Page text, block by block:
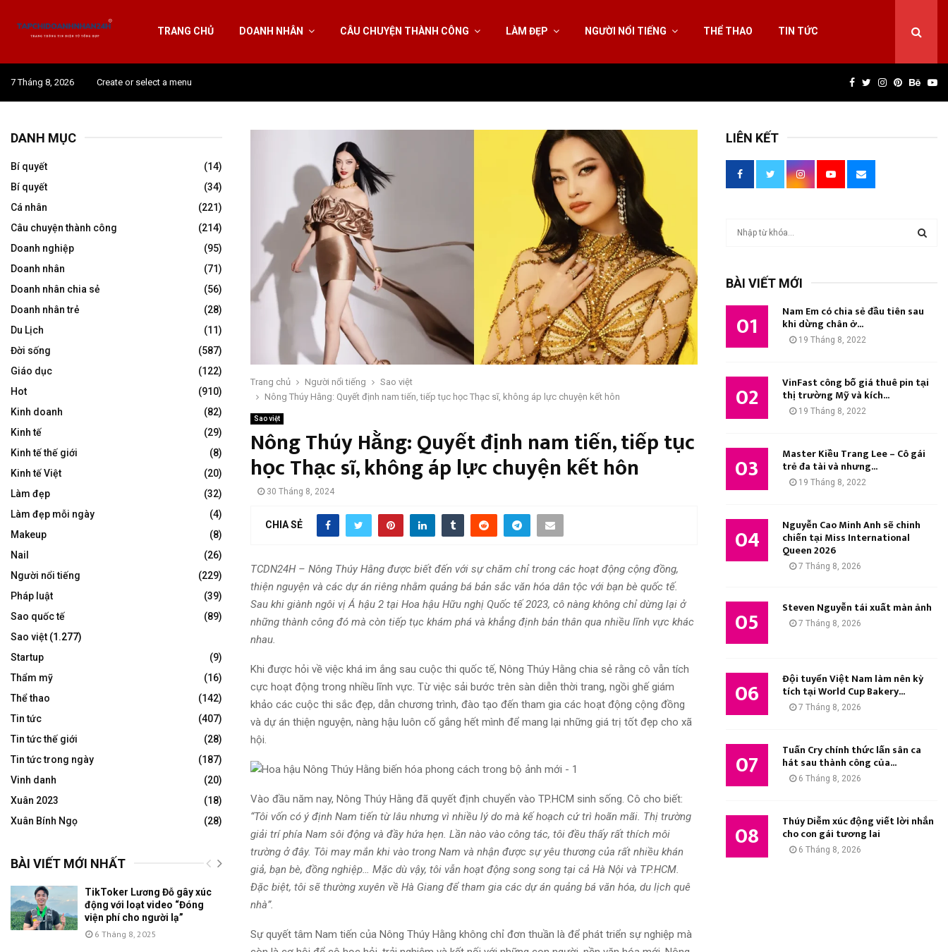
TRANG CHỦ DOANH NHÂN CÂU CHUYỆN THÀNH CÔNG LÀM ĐẸP NGƯỜI NỔI TIẾNG THỂ THAO TIN TỨC
7 Tháng 8, 2026 Create or select a menu Facebook
Twitter
Instagram
Pinterest
Trang chủ Người nổi tiếng
Sao việt
Nông Thúy Hằng: Quyết định nam tiến, tiếp tục học Thạc sĩ, không áp lực chuyện kết hôn
Sao việt
Nông Thúy Hằng: Quyết định nam tiến, tiếp tục
học Thạc sĩ, không áp lực chuyện kết hôn
30 Tháng 8, 2024
CHIA SẺ
TCDN24H – Nông Thúy Hằng được biết đến với sự chăm chỉ trong các hoạt động cộng đồng,
thiện nguyện và các dự án riêng nhằm quảng bá bản sắc văn hóa dân tộc với bạn bè quốc tế.
Sau khi giành ngôi vị Á hậu 2 tại Hoa hậu Hữu nghị Quốc tế 2023, cô nàng không chỉ dừng lại ở
những thành công đó mà còn tiếp tục khám phá và khẳng định bản thân qua nhiều lĩnh vực khác
nhau.
Khi được hỏi về việc khá im ắng sau cuộc thi quốc tế, Nông Thúy Hằng chia sẻ rằng cô vẫn tích
cực hoạt động trong nhiều lĩnh vực. Từ việc sải bước trên sàn diễn thời trang, ngồi ghế giám
khảo các cuộc thi sắc đẹp, dẫn chương trình, đào tạo đến tham gia các hoạt động cộng đồng
và dự án thiện nguyện, nàng hậu luôn cố gắng hết mình để mang lại những giá trị tốt đẹp cho xã
hội.
Vào đầu năm nay, Nông Thúy Hằng đã quyết định chuyển vào TP.HCM sinh sống. Cô cho biết:
“Tôi vốn có ý định Nam tiến từ lâu nhưng vì nhiều lý do mà kế hoạch cứ trì hoãn mãi. Thị trường
giải trí phía Nam sôi động và đầy hứa hẹn. Lần nào vào công tác, tôi đều thấy rất thích môi
trường ở đây. Tôi may mắn khi vào trong Nam và nhận được sự yêu thương của rất nhiều khán
giả, bạn bè, đồng nghiệp… Mặc dù vậy, tôi vẫn hoạt động song song tại cả Hà Nội và TP.HCM.
Đặc biệt, tôi sẽ thường xuyên về Hà Giang để tham gia các dự án quảng bá văn hóa, du lịch quê
nhà”.
Sự quyết tâm Nam tiến của Nông Thúy Hằng không chỉ đơn thuần là để phát triển sự nghiệp mà
DANH MỤC
Bí quyết
(14)
Bí quyết
(34)
Cá nhân
(221)
Câu chuyện thành công
(214)
Doanh nghiệp
(95)
Doanh nhân
(71)
Doanh nhân chia sẻ
(56)
Doanh nhân trẻ
(28)
Du Lịch
(11)
Đời sống
(587)
Giáo dục
(122)
Hot
(910)
Kinh doanh
(82)
Kinh tế
(29)
Kinh tế thế giới
(8)
Kinh tế Việt
(20)
Làm đẹp
(32)
Làm đẹp mỗi ngày
(4)
Makeup
(8)
Nail
(26)
Người nổi tiếng
(229)
Pháp luật
(39)
Sao quốc tế
(89)
Sao việt (1.277)
Startup
(9)
Thẩm mỹ
(16)
Thể thao
(142)
Tin tức
(407)
Tin tức thế giới
(28)
Tin tức trong ngày
(187)
Vinh danh
(20)
Xuân 2023
(18)
Xuân Bính Ngọ
(28)
BÀI VIẾT MỚI NHẤT
TikToker Lương Đỗ gây xúc
động với loạt video “Đóng
viện phí cho người lạ”
6 Tháng 8, 2025
LIÊN KẾT
M
BÀI VIẾT MỚI
01 Nam Em có chia sẻ đầu tiên sau
khi dừng chân ở...
19 Tháng 8, 2022
02 VinFast công bố giá thuê pin tại
thị trường Mỹ và kích...
19 Tháng 8, 2022
03 Master Kiều Trang Lee – Cô gái
trẻ đa tài và nhưng...
19 Tháng 8, 2022
04 Nguyễn Cao Minh Anh sẽ chinh
chiến tại Miss International
Queen 2026
7 Tháng 8, 2026
05 Steven Nguyễn tái xuất màn ảnh
7 Tháng 8, 2026
06 Đội tuyển Việt Nam làm nên kỳ
tích tại World Cup Bakery...
7 Tháng 8, 2026
07 Tuấn Cry chính thức lấn sân ca
hát sau thành công của...
6 Tháng 8, 2026
08 Thúy Diễm xúc động viết lời nhắn
cho con gái tương lai
6 Tháng 8, 2026